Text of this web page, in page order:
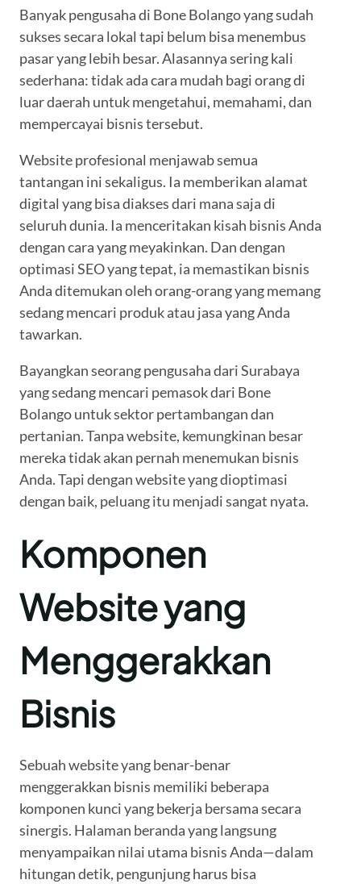
Banyak pengusaha di Bone Bolango yang sudah
sukses secara lokal tapi belum bisa menembus
pasar yang lebih besar. Alasannya sering kali
sederhana: tidak ada cara mudah bagi orang di
luar daerah untuk mengetahui, memahami, dan
mempercayai bisnis tersebut.
Website profesional menjawab semua
tantangan ini sekaligus. Ia memberikan alamat
digital yang bisa diakses dari mana saja di
seluruh dunia. Ia menceritakan kisah bisnis Anda
dengan cara yang meyakinkan. Dan dengan
optimasi SEO yang tepat, ia memastikan bisnis
Anda ditemukan oleh orang-orang yang memang
sedang mencari produk atau jasa yang Anda
tawarkan.
Bayangkan seorang pengusaha dari Surabaya
yang sedang mencari pemasok dari Bone
Bolango untuk sektor pertambangan dan
pertanian. Tanpa website, kemungkinan besar
mereka tidak akan pernah menemukan bisnis
Anda. Tapi dengan website yang dioptimasi
dengan baik, peluang itu menjadi sangat nyata.
Komponen
Website yang
Menggerakkan
Bisnis
Sebuah website yang benar-benar
menggerakkan bisnis memiliki beberapa
komponen kunci yang bekerja bersama secara
sinergis. Halaman beranda yang langsung
menyampaikan nilai utama bisnis Anda—dalam
hitungan detik, pengunjung harus bisa